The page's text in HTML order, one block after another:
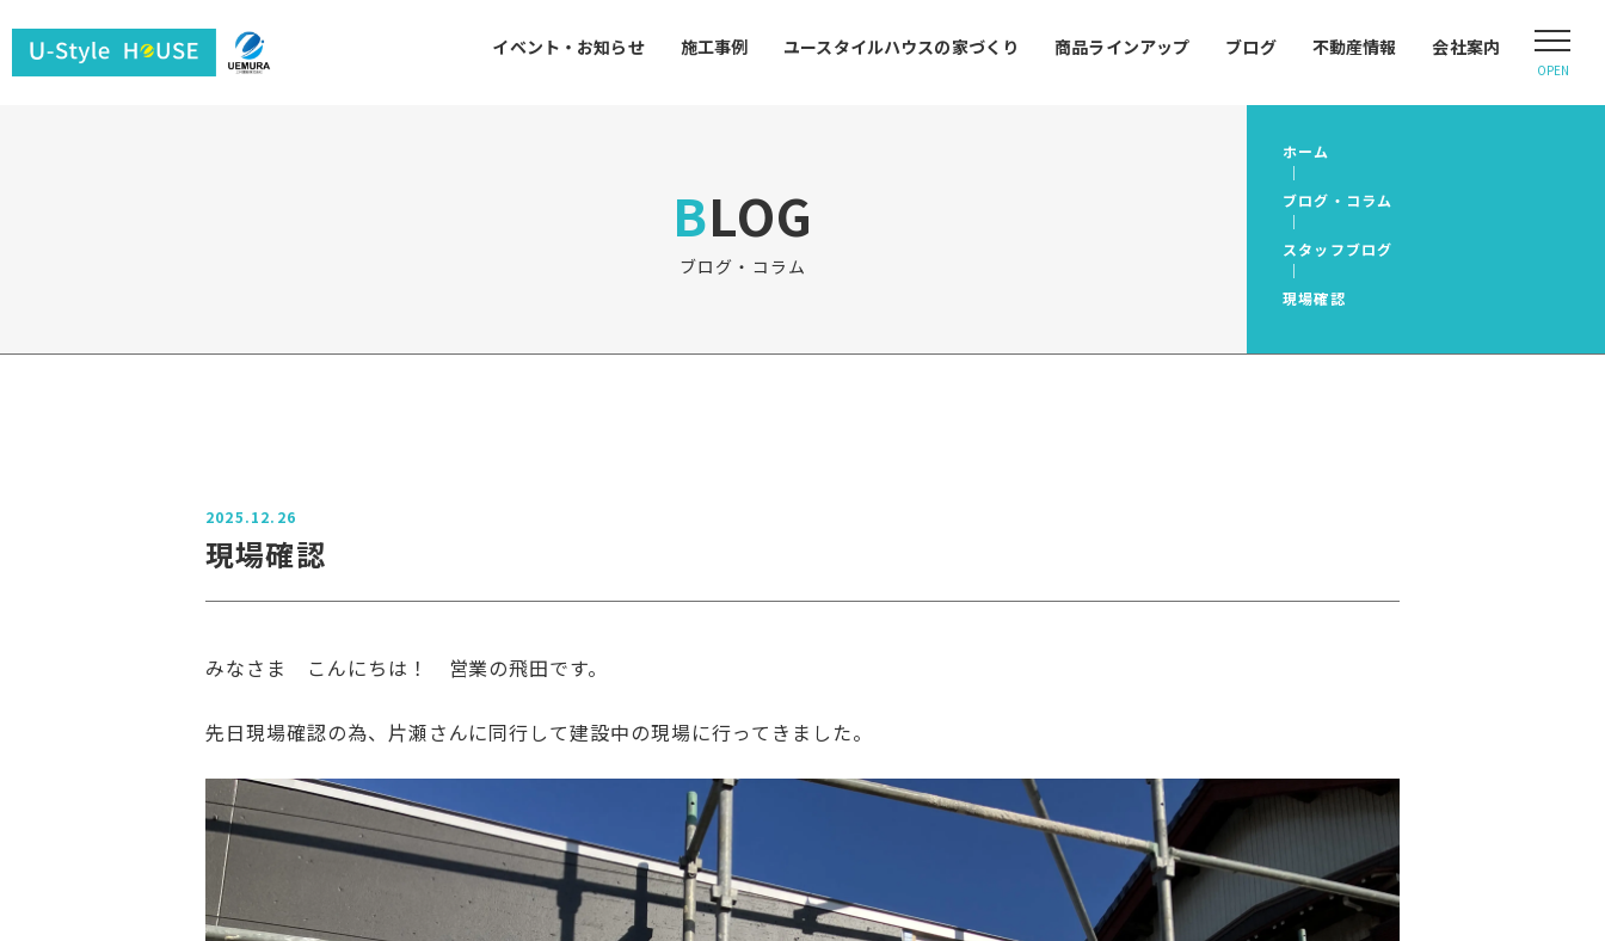
ユ
ー
イベント・お知らせ 施工事例 ユースタイルハウスの家づくり 商品ラインアップ ブログ 不動産情報 会社案内
OPEN
BLOG
ブログ・コラム
ホーム
ブログ・コラム
スタッフブログ
現場確認
2025.12.26
現場確認
みなさま こんにちは！ 営業の飛田です。
先日現場確認の為、片瀬さんに同行して建設中の現場に行ってきました。